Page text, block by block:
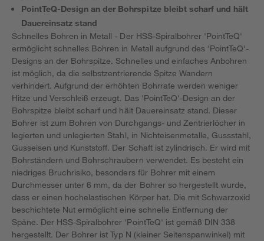
PointTeQ-Design an der Bohrspitze bleibt scharf und hält
Dauereinsatz stand
Schnelles Bohren in Metall - Der HSS-Spiralbohrer 'PointTeQ'
ermöglicht schnelles Bohren in Metall aufgrund des 'PointTeQ'-
Designs an der Bohrspitze. Schnelles und einfaches Anbohren
ist möglich, da die selbstzentrierende Spitze Wandern
verhindert. Aufgrund der erhöhten Bohrrate werden weniger
Hitze und Verschleiß erzeugt. Das 'PointTeQ'-Design an der
Bohrspitze bleibt scharf und hält Dauereinsatz stand. Dieser
Bohrer ist zum Bohren von Durchgangs- und Zentrierlöcher in
legierten und unlegierten Stahl, in Nichteisenmetalle, Gussstahl,
Gusseisen und Kunststoff. Der Schaft ist zylindrisch. Er wird mit
Bohrständern und Bohrschraubern verwendet. Es besteht ein
niedriges Bruchrisiko, besonders für Bohrer mit einem
Durchmesser unter 6 mm, da der Bohrer so hergestellt wurde,
dass er einen hochelastischen Körper hat. Die mit Schwarzoxid
beschichtete Nut ermöglicht eine schnelle Entfernung der
Späne. Der HSS-Spiralbohrer 'PointTeQ' ist gemäß DIN 338
hergestellt. Der Bohrer ist Typ N (kleiner Seitenspanwinkel) mit